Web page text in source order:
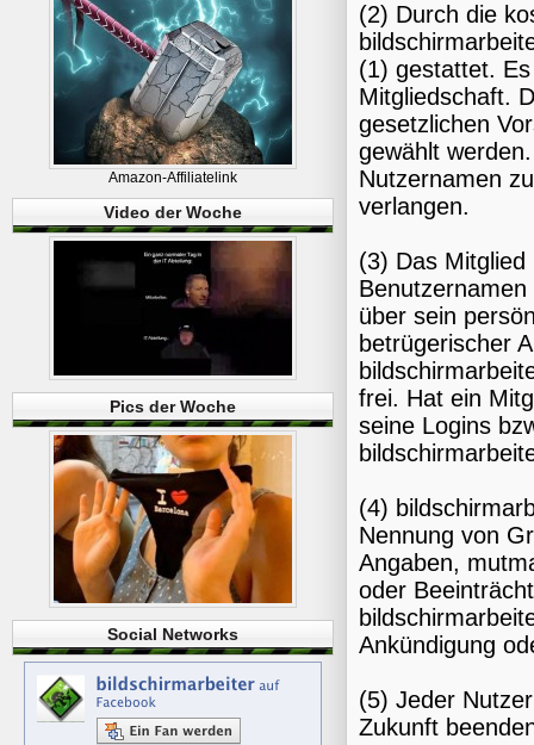
(2) Durch die
(1) gestattet.
Mitgliedschaft.
gesetzlichen
gewählt
Nutzernamen
verlangen.
(3) Das
über sein
betrügerischer
frei. Hat ein
seine Logins
(4)
Nennung von
Angaben,
oder
Ankündigung
(5) Jeder
Zukunft
Amazon-Affiliatelink
Video der Woche
Pics der Woche
Social Networks